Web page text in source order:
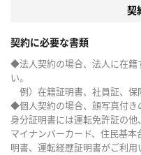
契
契約に必要な書類
◆法人契約の場合、法人に在籍
い。
例）在籍証明書、社員証、保
◆個人契約の場合、顔写真付き
身分証明書には運転免許証の他
マイナンバーカード、住民基
明書、運転経歴証明書がご利用